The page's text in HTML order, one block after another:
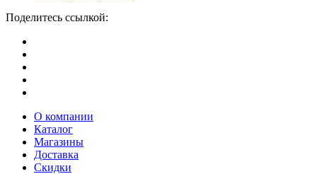
Поделитесь ссылкой:
О компании
Каталог
Магазины
Доставка
Скидки